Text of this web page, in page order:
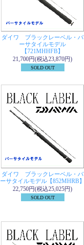
ダイワ ブラックレーベル・バ
ーサタイルモデル
【721MHHFB】
21,700円(税込23,870円)
SOLD OUT
ダイワ ブラックレーベル・バ
ーサタイルモデル【852MHRB】
22,750円(税込25,025円)
SOLD OUT